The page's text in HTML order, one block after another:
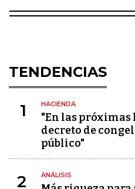
TENDENCIAS
1 HACIENDA
"En las
decreto de
público"
2 ANÁLISIS